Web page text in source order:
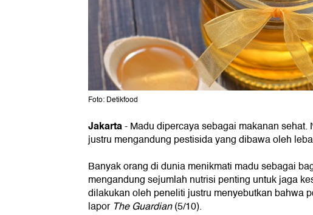
Foto: Detikfood
Jakarta- Madu dipercaya sebagai makanan
justru mengandung pestisida yang dibawa oleh
Banyak orang di dunia menikmati madu sebagai
mengandung sejumlah nutrisi penting untuk jaga
dilakukan oleh peneliti justru menyebutkan bahwa
lapor The Guardian(5/10).